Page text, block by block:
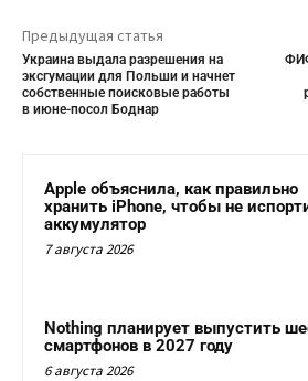
Предыдущая статья
Украина выдала разрешения на
эксгумации для Польши и начнет
собственные поисковые работы
в июне-посол Боднар
Apple объяснила, как правильно
хранить iPhone, чтобы не
аккумулятор
7 августа 2026
Nothing планирует выпустить
смартфонов в 2027 году
6 августа 2026